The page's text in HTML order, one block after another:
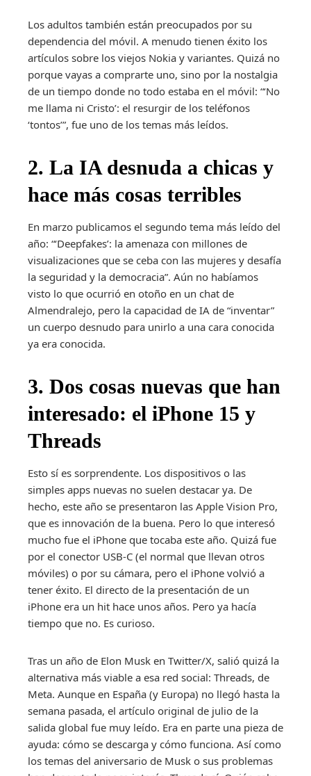
Los adultos también están preocupados por su
dependencia del móvil. A menudo tienen éxito los
artículos sobre los viejos Nokia y variantes. Quizá no
porque vayas a comprarte uno, sino por la nostalgia
de un tiempo donde no todo estaba en el móvil: “‘No
me llama ni Cristo’: el resurgir de los teléfonos
‘tontos’”, fue uno de los temas más leídos.
2. La IA desnuda a chicas y
hace más cosas terribles
En marzo publicamos el segundo tema más leído del
año: “‘Deepfakes’: la amenaza con millones de
visualizaciones que se ceba con las mujeres y desafía
la seguridad y la democracia”. Aún no habíamos
visto lo que ocurrió en otoño en un chat de
Almendralejo, pero la capacidad de IA de “inventar”
un cuerpo desnudo para unirlo a una cara conocida
ya era conocida.
3. Dos cosas nuevas que han
interesado: el iPhone 15 y
Threads
Esto sí es sorprendente. Los dispositivos o las
simples apps nuevas no suelen destacar ya. De
hecho, este año se presentaron las Apple Vision Pro,
que es innovación de la buena. Pero lo que interesó
mucho fue el iPhone que tocaba este año. Quizá fue
por el conector USB-C (el normal que llevan otros
móviles) o por su cámara, pero el iPhone volvió a
tener éxito. El directo de la presentación de un
iPhone era un hit hace unos años. Pero ya hacía
tiempo que no. Es curioso.
Tras un año de Elon Musk en Twitter/X, salió quizá la
alternativa más viable a esa red social: Threads, de
Meta. Aunque en España (y Europa) no llegó hasta la
semana pasada, el artículo original de julio de la
salida global fue muy leído. Era en parte una pieza de
ayuda: cómo se descarga y cómo funciona. Así como
los temas del aniversario de Musk o sus problemas